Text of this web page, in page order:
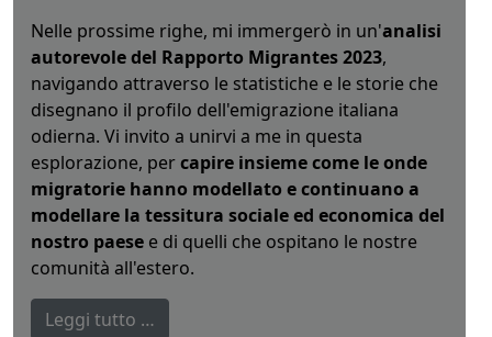
Nelle prossime righe, mi immergerò in un'analisi
autorevole del Rapporto Migrantes 2023,
navigando attraverso le statistiche e le storie che
disegnano il profilo dell'emigrazione italiana
odierna. Vi invito a unirvi a me in questa
esplorazione, percapire insieme come le onde
migratorie hanno modellato e continuano a
modellare la tessitura sociale ed economica del
nostro paese e di quelli che ospitano le nostre
comunità all'estero.
Leggi tutto …